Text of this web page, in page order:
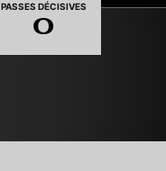
PASSES DÉCISIVES
0